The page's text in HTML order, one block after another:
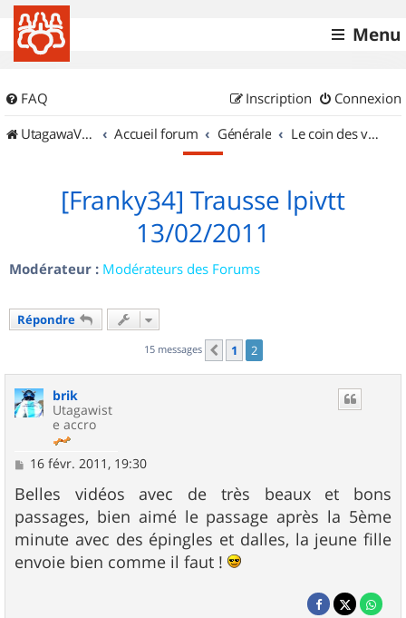
Menu
FAQ Connexion
Inscription
UtagawaVTT (Randos VTT et VTTAE avec traces GPS)
Accueil forum Générale Le coin des vidéastes
[Franky34] Trausse lpivtt
13/02/2011
Modérateur : Modérateurs des Forums
Répondre
15 messages Précédent
1 2
brik
Utagawist
e accro
M
s
s
a
g
e
16 févr. 2011, 19:30
Belles vidéos avec de très beaux et bons
passages, bien aimé le passage après la 5ème
minute avec des épingles et dalles, la jeune fille
envoie bien comme il faut !